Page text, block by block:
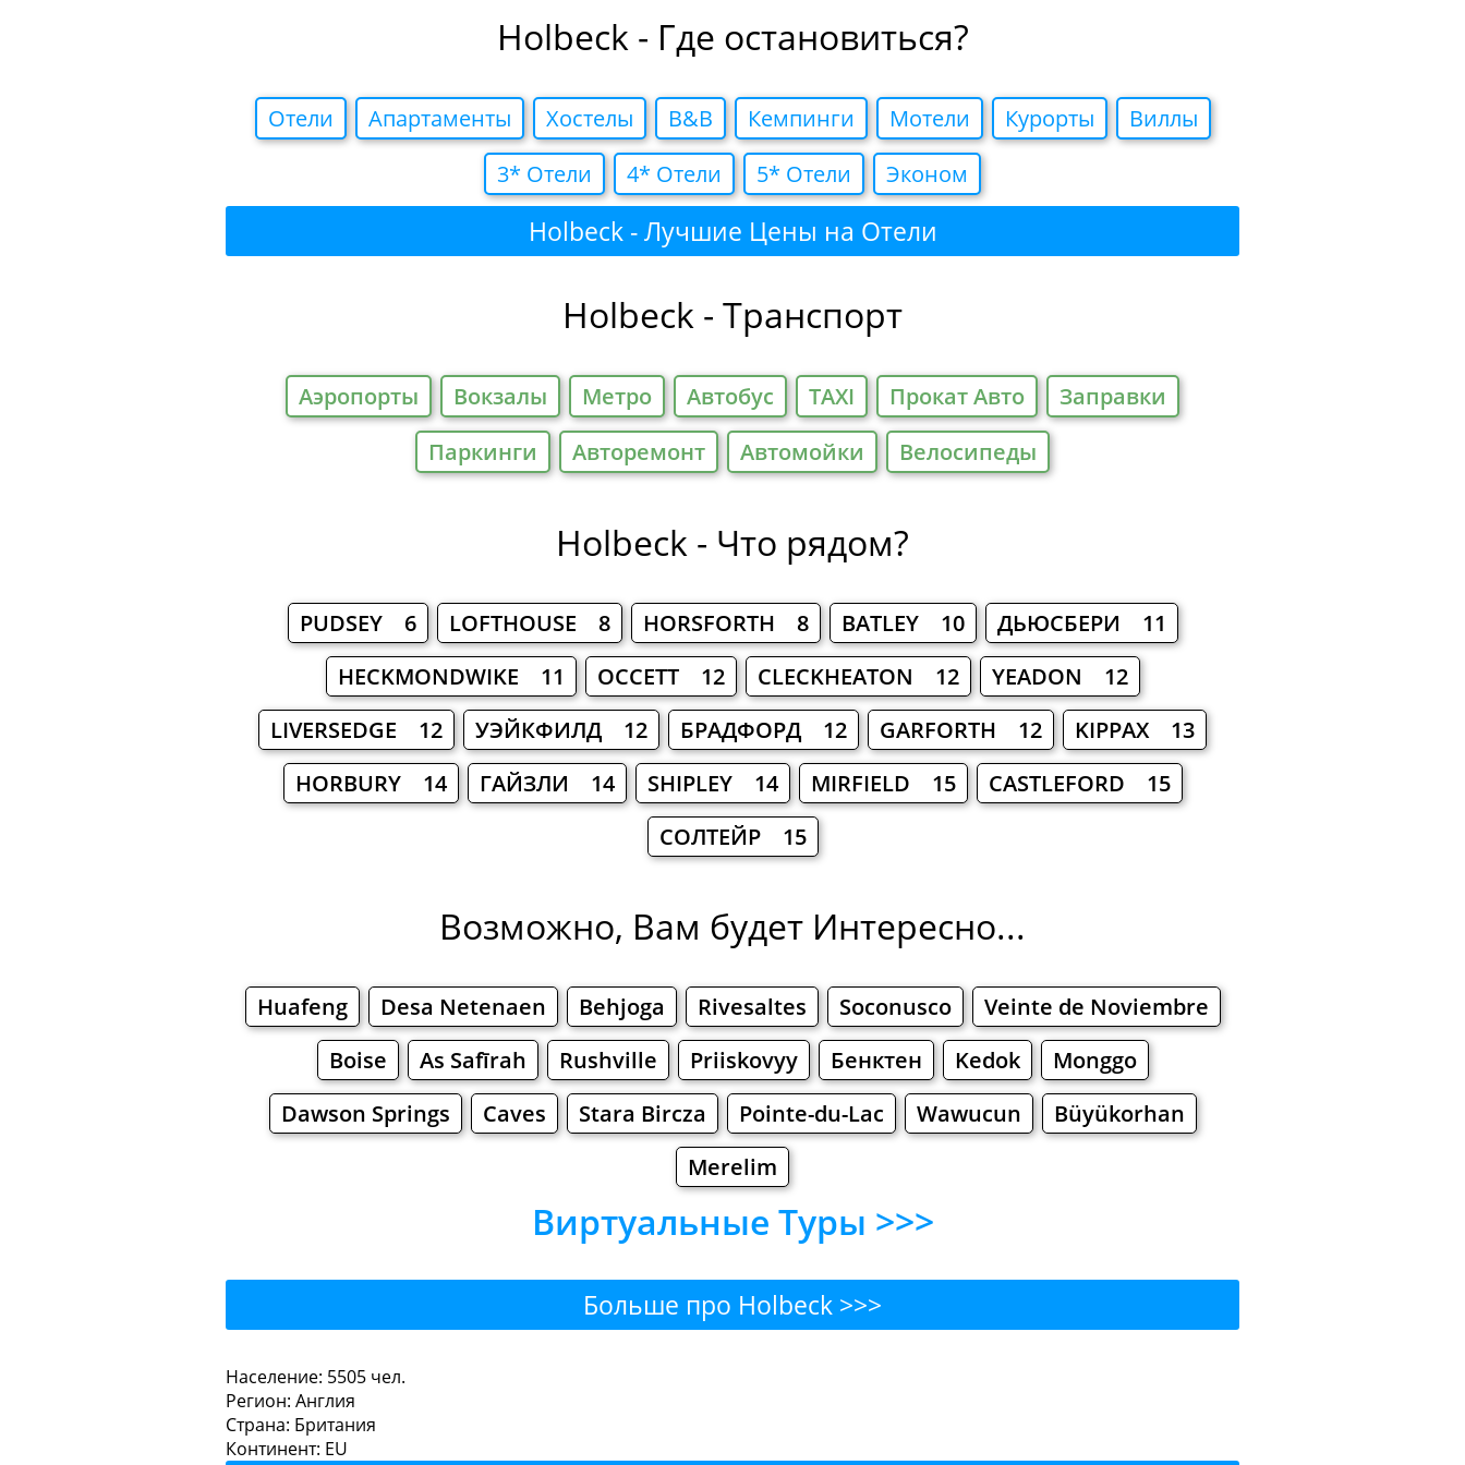
Holbeck - Где остановиться?
Отели Апартаменты Хостелы B&B Кемпинги Мотели Курорты
Виллы
3* Отели
4* Отели 5* Отели Эконом
Holbeck - Лучшие Цены на Отели
Holbeck - Транспорт
Аэропорты Вокзалы Метро Автобус TAXI Прокат Авто
Заправки
Паркинги
Авторемонт Автомойки Велосипеды
Holbeck - Что рядом?
PUDSEY 6 LOFTHOUSE 8 HORSFORTH 8 BATLEY 10
ДЬЮСБЕРИ 11
HECKMONDWIKE 11
ОССЕТТ 12 CLECKHEATON 12
YEADON 12
LIVERSEDGE 12
УЭЙКФИЛД 12 БРАДФОРД 12 GARFORTH 12
KIPPAX 13
HORBURY 14
ГАЙЗЛИ 14 SHIPLEY 14 MIRFIELD 15
CASTLEFORD 15
СОЛТЕЙР 15
Возможно, Вам будет Интересно...
Huafeng Desa Netenaen Behjoga Rivesaltes Soconusco
Veinte de Noviembre
Boise
As Safīrah Rushville Priiskovyy Бенктен Kedok
Monggo
Dawson Springs
Caves Stara Bircza Pointe-du-Lac Wawucun
Büyükorhan
Merelim
Виртуальные Туры >>>
Больше про Holbeck >>>
Рестораны
Население: 5505 чел.
Регион: Англия
Страна: Британия
Континент: EU